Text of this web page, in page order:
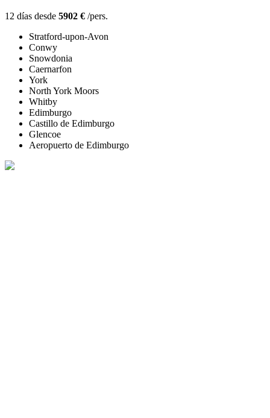
12 días desde 5902 € /pers.
Stratford-upon-Avon
Conwy
Snowdonia
Caernarfon
York
North York Moors
Whitby
Edimburgo
Castillo de Edimburgo
Glencoe
Aeropuerto de Edimburgo